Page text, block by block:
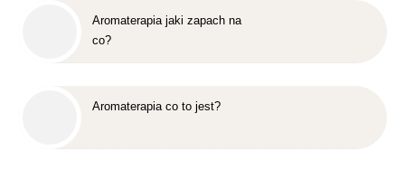
Aromaterapia jaki zapach na
co?
Aromaterapia co to jest?